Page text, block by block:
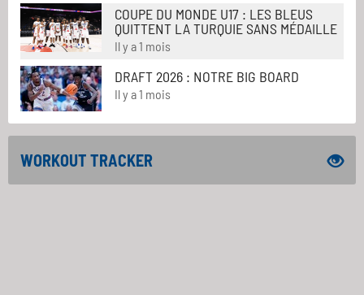
COUPE DU MONDE U17 : LES BLEUS
QUITTENT LA TURQUIE SANS MÉDAILLE
Il y a 1 mois
DRAFT 2026 : NOTRE BIG BOARD
Il y a 1 mois
WORKOUT TRACKER